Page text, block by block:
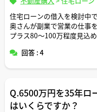
住宅ローンの借入を検討中で
奥さんが副業で営業の仕事
プラス80〜100万程度見込め
回答 : 4
Q.6500万円を35年ロ
はいくらですか？